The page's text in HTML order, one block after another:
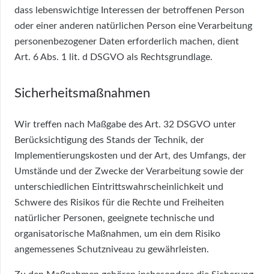
dass lebenswichtige Interessen der betroffenen Person
oder einer anderen natürlichen Person eine Verarbeitung
personenbezogener Daten erforderlich machen, dient
Art. 6 Abs. 1 lit. d DSGVO als Rechtsgrundlage.
Sicherheitsmaßnahmen
Wir treffen nach Maßgabe des Art. 32 DSGVO unter
Berücksichtigung des Stands der Technik, der
Implementierungskosten und der Art, des Umfangs, der
Umstände und der Zwecke der Verarbeitung sowie der
unterschiedlichen Eintrittswahrscheinlichkeit und
Schwere des Risikos für die Rechte und Freiheiten
natürlicher Personen, geeignete technische und
organisatorische Maßnahmen, um ein dem Risiko
angemessenes Schutzniveau zu gewährleisten.